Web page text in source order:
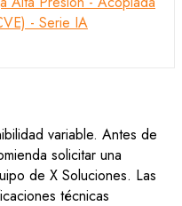
variable. Antes de
solicitar una
de X Soluciones. Las
técnicas